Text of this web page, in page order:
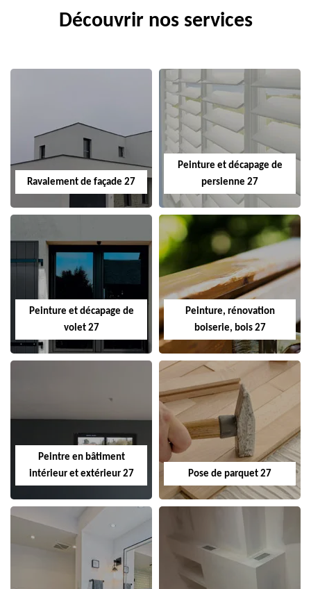
Découvrir nos services
Ravalement de façade 27
Peinture et décapage de
persienne 27
Peinture et décapage de
volet 27
Peinture, rénovation
boiserie, bois 27
Peintre en bâtiment
intérieur et extérieur 27
Pose de parquet 27